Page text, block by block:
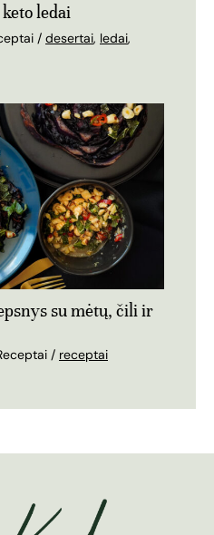
ledai
/ desertai, ledai,
su mėtų, čili ir
/ receptai